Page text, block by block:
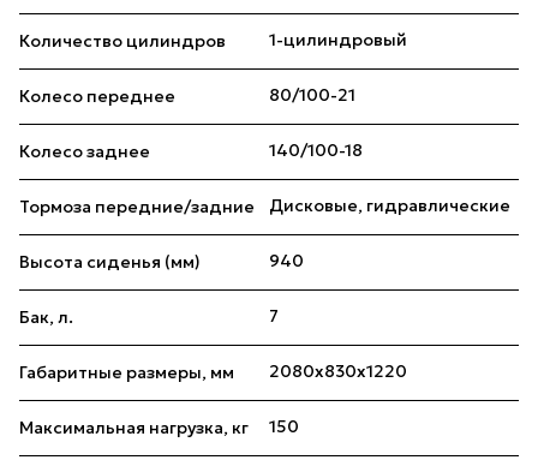
Количество цилиндров 1-цилиндровый
Колесо переднее 80/100-21
Колесо заднее 140/100-18
Тормоза передние/задние Дисковые, гидравлические
Высота сиденья (мм) 940
Бак, л. 7
Габаритные размеры, мм 2080x830x1220
Максимальная нагрузка, кг 150